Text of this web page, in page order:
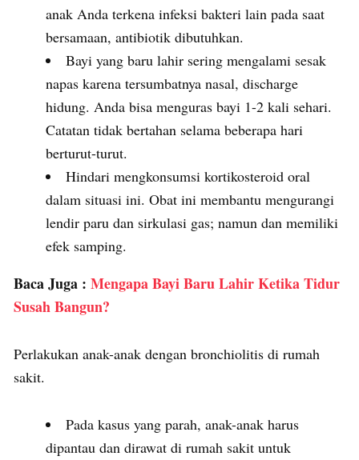
anak Anda terkena infeksi bakteri lain pada saat
bersamaan, antibiotik dibutuhkan.
Bayi yang baru lahir sering mengalami sesak
napas karena tersumbatnya nasal, discharge
hidung. Anda bisa menguras bayi 1-2 kali sehari.
Catatan tidak bertahan selama beberapa hari
berturut-turut.
Hindari mengkonsumsi kortikosteroid oral
dalam situasi ini. Obat ini membantu mengurangi
lendir paru dan sirkulasi gas; namun dan memiliki
efek samping.
Baca Juga : Mengapa Bayi Baru Lahir Ketika Tidur
Susah Bangun?
Perlakukan anak-anak dengan bronchiolitis di rumah
sakit.
Pada kasus yang parah, anak-anak harus
dipantau dan dirawat di rumah sakit untuk